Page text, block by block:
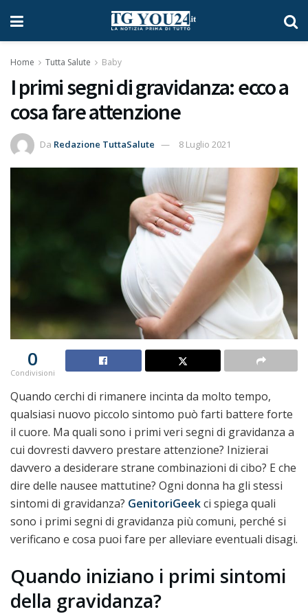
Home Tutta Salute Baby
I primi segni di gravidanza: ecco a
cosa fare attenzione
Da Redazione TuttaSalute 8 Luglio 2021
0
Condivisioni
Quando cerchi di rimanere incinta da molto tempo,
qualsiasi nuovo piccolo sintomo può farti battere forte
il cuore. Ma quali sono i primi veri segni di gravidanza a
cui dovresti davvero prestare attenzione? Inizierai
davvero a desiderare strane combinazioni di cibo? E che
dire delle nausee mattutine? Ogni donna ha gli stessi
sintomi di gravidanza? GenitoriGeekci spiega quali
sono i primi segni di gravidanza più comuni, perché si
verificano e cosa puoi fare per alleviare eventuali disagi.
Quando iniziano i primi sintomi
della gravidanza?